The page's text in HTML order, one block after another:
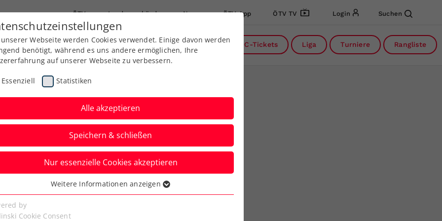
ÖTV Landesverbände News ÖTV App ÖTV TV Login Suchen
Ausbildung Services Über uns DC-Tickets Liga Turniere Rangliste
Panther 2024 geht
Webseite werden Cookies verwendet. Einige davon werden
benötigt, während es uns andere ermöglichen, Ihre
auf unserer Webseite zu verbessern.
Essenziell Statistiken
Alle akzeptieren
Speichern & schließen
Nur essenzielle Cookies akzeptieren
Cookies werden für grundlegende Funktionen der
benötigt. Dadurch ist gewährleistet, dass die Webseite
Weitere Informationen anzeigen
by
Cookie Consent